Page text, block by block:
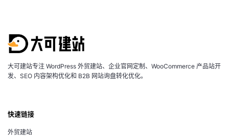
大可建站专注 WordPress 外贸建站、企业官网定制、WooCommerce 产品站开
发、SEO 内容架构优化和 B2B 网站询盘转化优化。
快速链接
外贸建站